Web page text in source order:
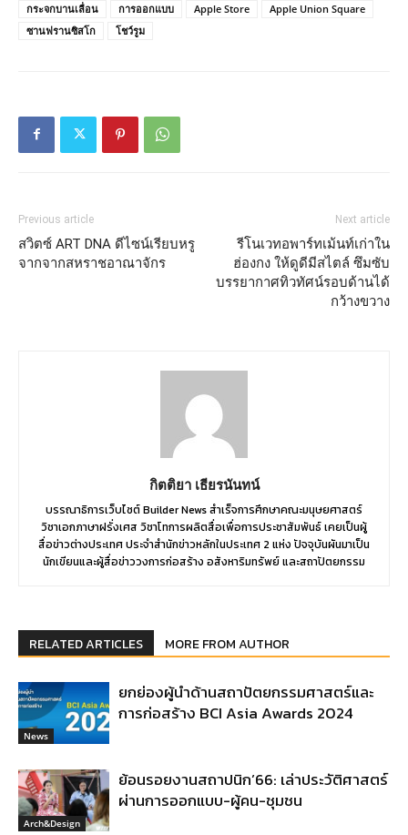
กระจกบานเลื่อน
การออกแบบ Apple Store
Apple Union Square
ซานฟรานซิสโก
โชว์รูม
Previous article
สวิตซ์ ART DNA ดีไซน์เรียบหรู
จากจากสหราชอาณาจักร
Next article
รีโนเวทอพาร์ทเม้นท์เก่าใน
ฮ่องกง ให้ดูดีมีสไตล์ ซึมซับ
บรรยากาศทิวทัศน์รอบด้านได้
กว้างขวาง
กิตติยา เธียรนันทน์
บรรณาธิการเว็บไซต์ Builder News สำเร็จการศึกษาคณะมนุษยศาสตร์
วิชาเอกภาษาฝรั่งเศส วิชาโทการผลิตสื่อเพื่อการประชาสัมพันธ์ เคยเป็นผู้
สื่อข่าวต่างประเทศ ประจำสำนักข่าวหลักในประเทศ 2 แห่ง ปัจจุบันผันมาเป็น
นักเขียนและผู้สื่อข่าววงการก่อสร้าง อสังหาริมทรัพย์ และสถาปัตยกรรม
RELATED ARTICLES MORE FROM AUTHOR
News
ยกย่องผู้นำด้านสถาปัตยกรรมศาสตร์และ
การก่อสร้าง BCI Asia Awards 2024
Arch&Design
ย้อนรอยงานสถาปนิก’66: เล่าประวัติศาสตร์
ผ่านการออกแบบ-ผู้คน-ชุมชน